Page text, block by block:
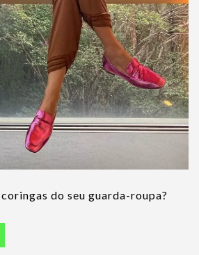
do seu guarda-roupa?